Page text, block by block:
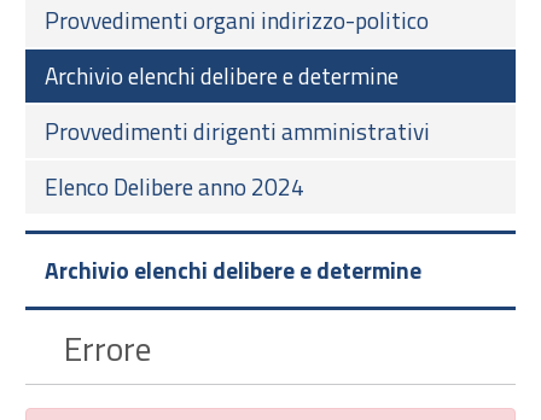
Provvedimenti organi indirizzo-politico
Archivio elenchi delibere e determine
Provvedimenti dirigenti amministrativi
Elenco Delibere anno 2024
Archivio elenchi delibere e determine
Errore